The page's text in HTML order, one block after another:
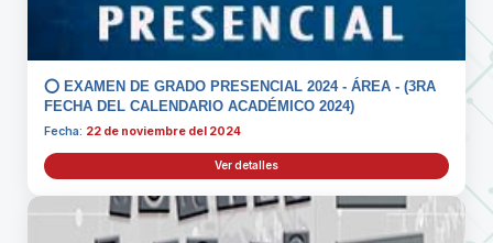
⭕️ EXAMEN DE GRADO PRESENCIAL 2024 - ÁREA - (3RA
FECHA DEL CALENDARIO ACADÉMICO 2024)
Fecha: 22 de noviembre del 2024
Ver detalles